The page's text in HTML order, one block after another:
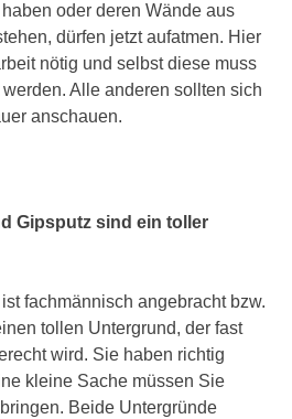
oder deren Wände aus
dürfen jetzt aufatmen. Hier
nötig und selbst diese muss
Alle anderen sollten sich
anschauen.
Gipsputz sind ein toller
fachmännisch angebracht bzw.
tollen Untergrund, der fast
wird. Sie haben richtig
kleine Sache müssen Sie
Beide Untergründe